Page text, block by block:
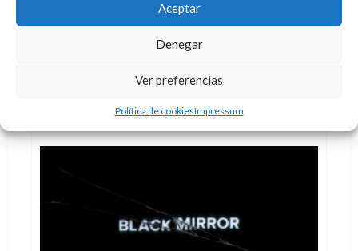
Aceptar
Denegar
Ver preferencias
Política de cookiesImpressum
obra
La guerra estelar de los Omega Men
7 de diciembre de 2017
¿Te unes a los Omega Men?
Leer
más
acerca
de
Men